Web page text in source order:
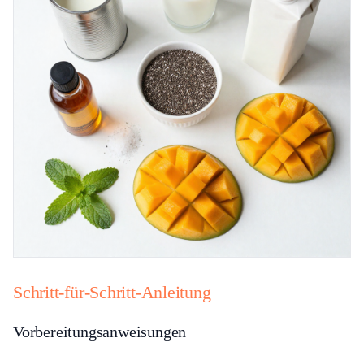
Schritt-für-Schritt-Anleitung
Vorbereitungsanweisungen